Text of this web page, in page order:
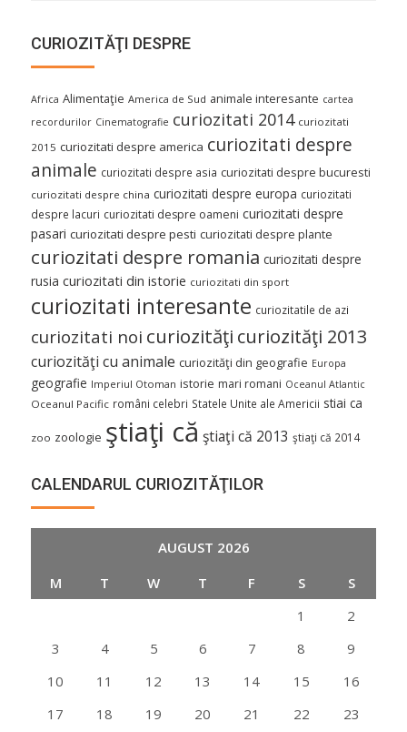
CURIOZITĂŢI DESPRE
Africa Alimentaţie America de Sud animale interesante cartea
recordurilor Cinematografie curiozitati 2014 curiozitati
2015 curiozitati despre america curiozitati despre
animale curiozitati despre asia curiozitati despre bucuresti
curiozitati despre china curiozitati despre europa curiozitati
despre lacuri curiozitati despre oameni curiozitati despre
pasari curiozitati despre pesti curiozitati despre plante
curiozitati despre romania curiozitati despre
rusia curiozitati din istorie curiozitati din sport
curiozitati interesante curiozitatile de azi
curiozitati noi curiozităţi curiozităţi 2013
curiozităţi cu animale curiozităţi din geografie Europa
geografie Imperiul Otoman istorie mari romani Oceanul Atlantic
Oceanul Pacific români celebri Statele Unite ale Americii stiai ca
zoo zoologie ştiaţi că ştiaţi că 2013 ştiaţi că 2014
CALENDARUL CURIOZITĂŢILOR
AUGUST 2026
M
T W T F S
S
1
2
3
4 5 6 7 8
9
10
11 12 13 14 15
16
17
18 19 20 21 22 23